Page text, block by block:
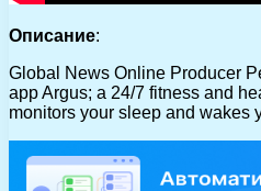
Описание:
Global News Online Producer
app Argus; a 24/7 fitness and
monitors your sleep and wakes